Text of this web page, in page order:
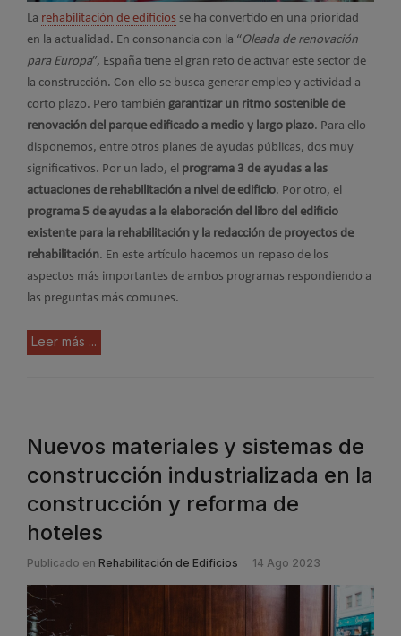
La rehabilitación de edificios se ha convertido en una prioridad
en la actualidad. En consonancia con la “Oleada de renovación
para Europa”, España tiene el gran reto de activar este sector de
la construcción. Con ello se busca generar empleo y actividad a
corto plazo. Pero también garantizar un ritmo sostenible de
renovación del parque edificado a medio y largo plazo. Para ello
disponemos, entre otros planes de ayudas públicas, dos muy
significativos. Por un lado, el programa 3 de ayudas a las
actuaciones de rehabilitación a nivel de edificio. Por otro, el
programa 5 de ayudas a la elaboración del libro del edificio
existente para la rehabilitación y la redacción de proyectos de
rehabilitación. En este artículo hacemos un repaso de los
aspectos más importantes de ambos programas respondiendo a
las preguntas más comunes.
Leer más ...
Nuevos materiales y sistemas de
construcción industrializada en la
construcción y reforma de
hoteles
Publicado en Rehabilitación de Edificios 14 Ago 2023